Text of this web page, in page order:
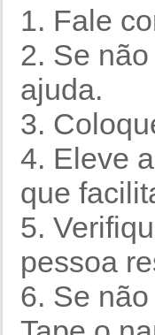
1. Fale
2. Se
ajuda.
3.
4. Eleve
que
5.
pessoa
6. Se